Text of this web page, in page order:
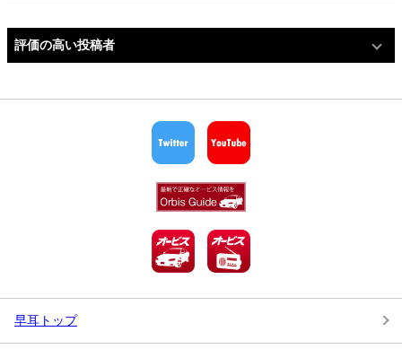
評価の高い投稿者
早耳トップ